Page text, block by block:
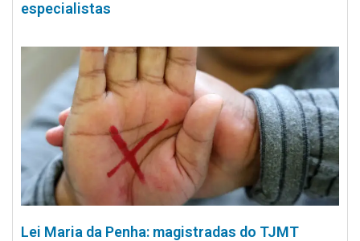
especialistas
Lei Maria da Penha: magistradas do TJMT